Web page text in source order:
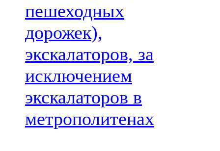
пешеходных
дорожек),
экскалаторов, за
исключением
экскалаторов в
метрополитенах